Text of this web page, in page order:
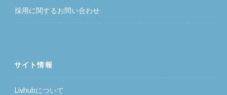
採用に関するお問い合わせ
サイト情報
Livhubについて